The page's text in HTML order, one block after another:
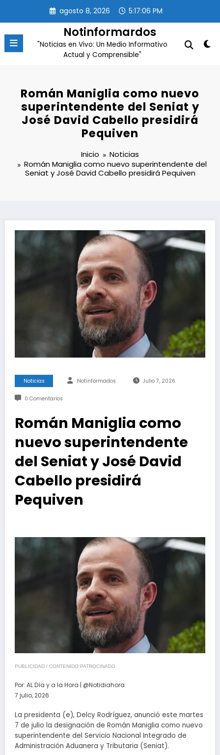
contenido
agosto 8, 2026 5:17:06 PM
Notinformardos
"Noticias en Vivo: Un Medio Informativo
Actual y Comprensible"
Román Maniglia como nuevo
superintendente del Seniat y
José David Cabello presidirá
Pequiven
Inicio
Noticias
Román Maniglia como nuevo superintendente del
Seniat y José David Cabello presidirá Pequiven
Noticias Notinformados Julio 7, 2026
0 Comentarios
Román Maniglia como
nuevo superintendente
del Seniat y José David
Cabello presidirá
Pequiven
PUBLICIDAD / CONTENIDO PATROCINADO
Por: AL Día y a la Hora | @Notidiahora
7 julio, 2026
La presidenta (e), Delcy Rodríguez, anunció este martes
7 de julio la designación de Román Maniglia como nuevo
superintendente del Servicio Nacional Integrado de
Administración Aduanera y Tributaria (Seniat).